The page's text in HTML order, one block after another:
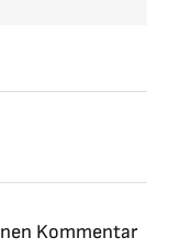
Kommentar